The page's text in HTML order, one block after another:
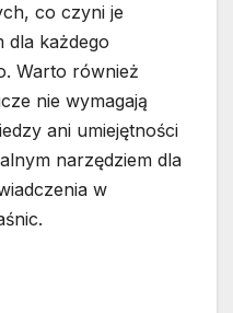
co czyni je
dla każdego
Warto również
nie wymagają
ani umiejętności
narzędziem dla
w